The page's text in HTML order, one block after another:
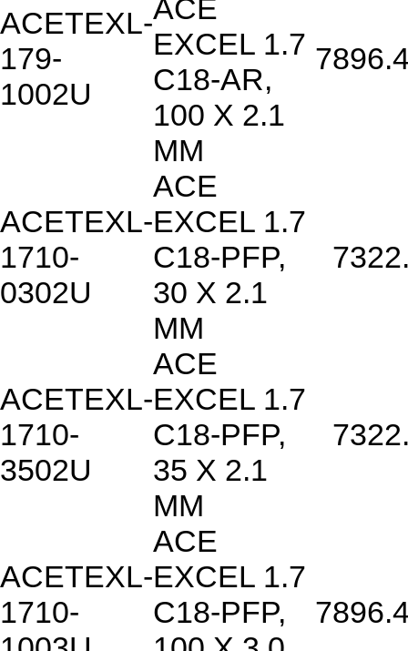
ACETEXL-
179-
1002U
ACE
EXCEL 1.7
C18-AR,
100 X 2.1
MM
ACETEXL-
1710-
0302U
ACE
EXCEL 1.7
C18-PFP,
30 X 2.1
MM
ACETEXL-
1710-
3502U
ACE
EXCEL 1.7
C18-PFP,
35 X 2.1
MM
ACETEXL-
1710-
ACE
EXCEL 1.7
C18-PFP,